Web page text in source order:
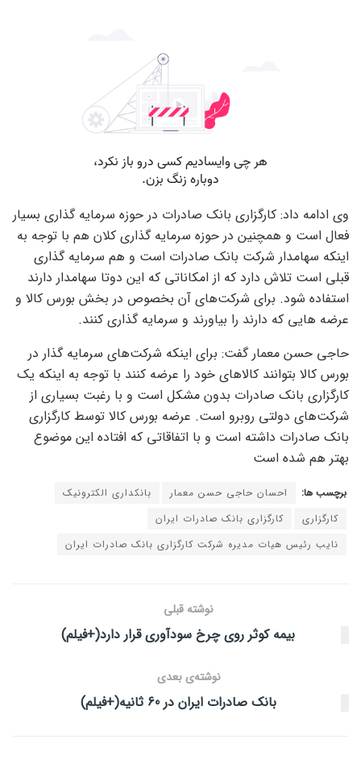
وی ادامه داد: کارگزاری بانک صادرات در حوزه سرمایه گذاری بسیار
فعال است و همچنین در حوزه سرمایه گذاری کلان هم با توجه به
اینکه سهامدار شرکت بانک صادرات است و هم سرمایه گذاری
قبلی است تلاش دارد که از امکاناتی که این دوتا سهامدار دارند
استفاده شود. برای شرکت‌های آن بخصوص در بخش بورس کالا و
عرضه هایی که دارند را بیاورند و سرمایه گذاری کنند.
حاجی حسن معمار گفت: برای اینکه شرکت‌های سرمایه گذار در
بورس کالا بتوانند کالا‌های خود را عرضه کنند با توجه به اینکه یک
کارگزاری بانک صادرات بدون مشکل است و با رغبت بسیاری از
شرکت‌های دولتی روبرو است. عرضه بورس کالا توسط کارگزاری
بانک صادرات داشته است و با اتفاقاتی که افتاده این موضوع
بهتر هم شده است
برچسب ها: احسان حاجی حسن معمار
بانکداری الکترونیک
کارگزاری
کارگزاری بانک صادرات ایران
نایب رئیس هیات مدیره شرکت کارگزاری بانک صادرات ایران
نوشته قبلی
بیمه کوثر روی چرخ سودآوری قرار دارد(+فیلم)
نوشته‌ی بعدی
بانک صادرات ایران در 60 ثانیه(+فیلم)